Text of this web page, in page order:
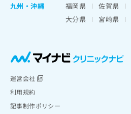
九州・沖縄
福岡県 佐賀県
大分県
宮崎県
運営会社
利用規約
記事制作ポリシー